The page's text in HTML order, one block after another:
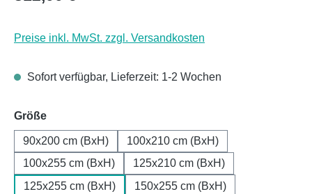
Preise inkl. MwSt. zzgl. Versandkosten
Sofort verfügbar, Lieferzeit: 1-2 Wochen
Größeauswählen
90x200 cm (BxH)
100x210 cm (BxH)
100x255 cm (BxH)
125x210 cm (BxH)
125x255 cm (BxH)
150x255 cm (BxH)